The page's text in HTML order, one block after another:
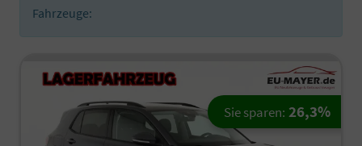
Fahrzeuge:
Sie sparen: 26,3%